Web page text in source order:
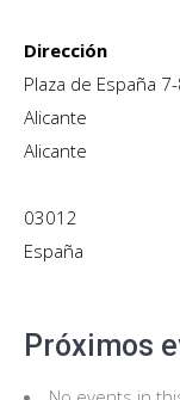
Dirección
Plaza de España
Alicante
Alicante
03012
España
Próximos